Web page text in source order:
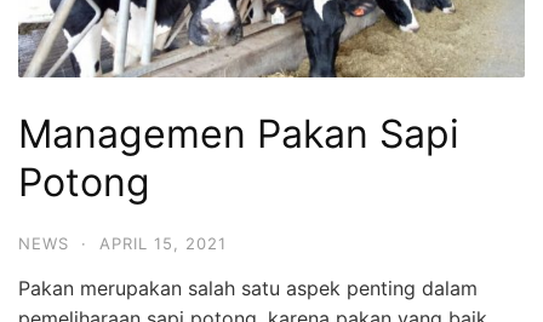
Managemen Pakan Sapi
Potong
NEWS · APRIL 15, 2021
Pakan merupakan salah satu aspek penting dalam